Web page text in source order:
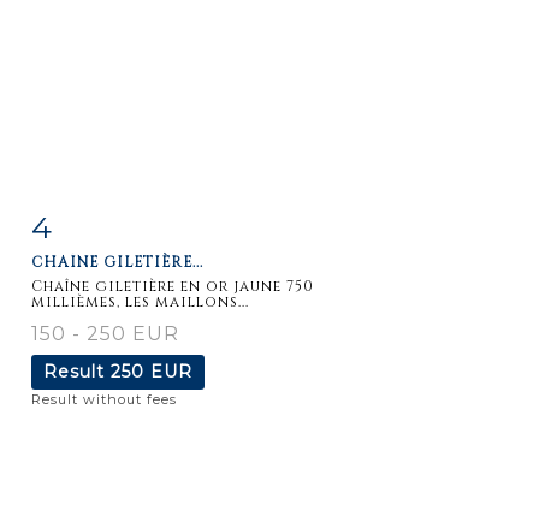
4
CHAÎNE GILETIÈRE...
Chaîne giletière en or jaune 750
millièmes, les maillons...
150 - 250 EUR
Result 250 EUR
Result without fees